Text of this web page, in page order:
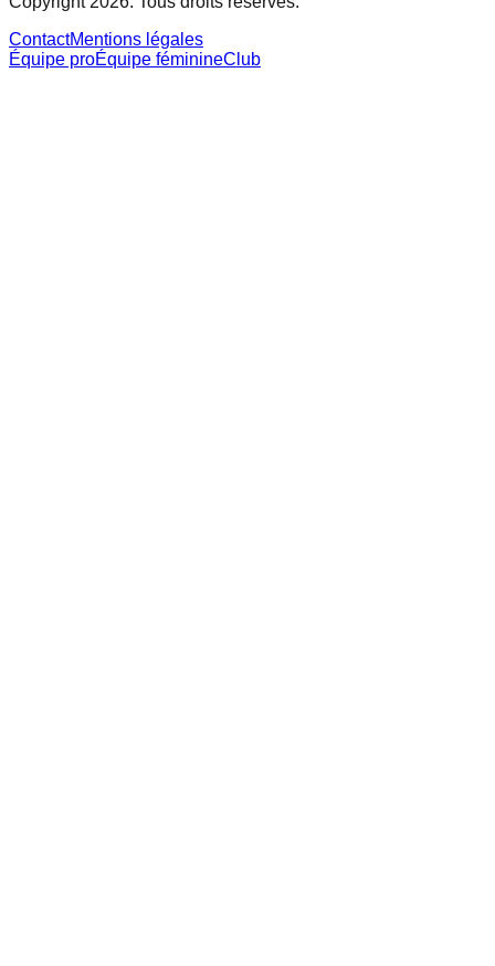
ContactMentions légales
Équipe proÉquipe féminineClub